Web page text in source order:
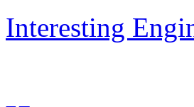
Interesting